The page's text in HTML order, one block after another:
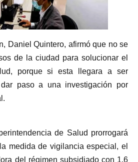
Daniel Quintero, afirmó que no se
de la ciudad para solucionar el
porque si esta llegara a ser
paso a una investigación por
de Salud prorrogará
medida de vigilancia especial, el
del régimen subsidiado con 1,6